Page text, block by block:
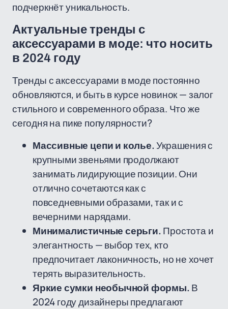
подчеркнёт уникальность.
Актуальные тренды с
аксессуарами в моде: что носить
в 2024 году
Тренды с аксессуарами в моде постоянно
обновляются, и быть в курсе новинок — залог
стильного и современного образа. Что же
сегодня на пике популярности?
Массивные цепи и колье.Украшения с
крупными звеньями продолжают
занимать лидирующие позиции. Они
отлично сочетаются как с
повседневными образами, так и с
вечерними нарядами.
Минималистичные серьги. Простота и
элегантность — выбор тех, кто
предпочитает лаконичность, но не хочет
терять выразительность.
Яркие сумки необычной формы. В
2024 году дизайнеры предлагают